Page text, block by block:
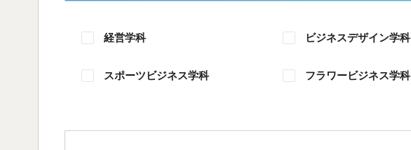
経営学科 ビジネスデザイン学科
スポーツビジネス学科 フラワービジネス学科